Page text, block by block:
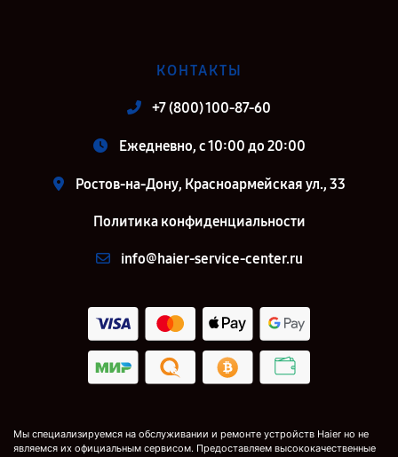
КОНТАКТЫ
+7 (800) 100-87-60
Ежедневно, с 10:00 до 20:00
Ростов-на-Дону, Красноармейская ул., 33
Политика конфиденциальности
info@haier-service-center.ru
Мы специализируемся на обслуживании и ремонте устройств Haier но не
являемся их официальным сервисом. Предоставляем высококачественные